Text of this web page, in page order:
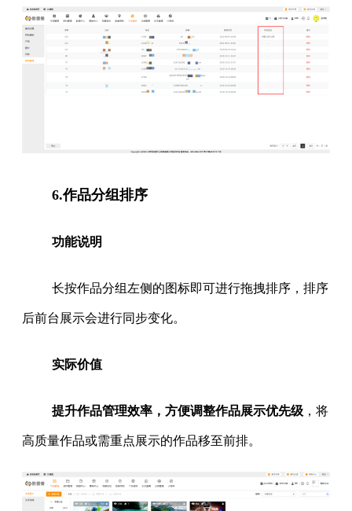
6.作品分组排序
功能说明
长按作品分组左侧的图标即可进行拖拽排序，排序
后前台展示会进行同步变化。
实际价值
提升作品管理效率，方便调整作品展示优先级，将
高质量作品或需重点展示的作品移至前排。